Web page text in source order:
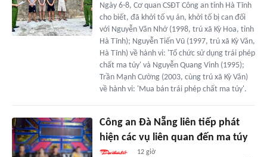
Ngày 6-8, Cơ quan CSĐT Công an tỉnh Hà Tĩnh
cho biết, đã khởi tố vụ án, khởi tố bị can đối
với Nguyễn Văn Nhớ (1998, trú xã Kỳ Hoa, tỉnh
Hà Tĩnh); Nguyễn Tiến Vũ (1997, trú xã Kỳ Văn,
Hà Tĩnh) về hành vi: 'Tổ chức sử dụng trái phép
chất ma túy' và Nguyễn Quang Vinh (1995);
Trần Mạnh Cường (2003, cùng trú xã Kỳ Văn)
về hành vi: 'Mua bán trái phép chất ma túy'.
Công an Đà Nẵng liên tiếp phát
hiện các vụ liên quan đến ma túy
12 giờ